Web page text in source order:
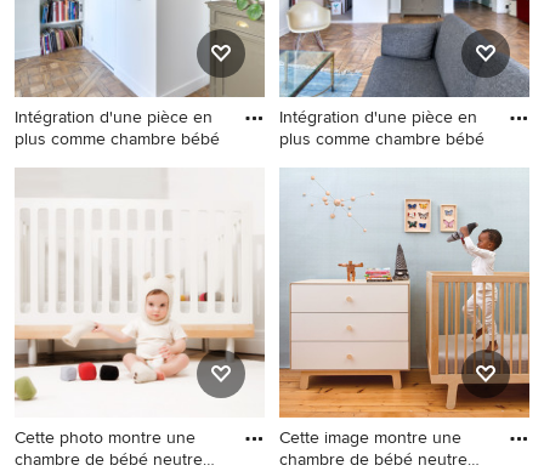
Intégration d'une pièce en
plus comme chambre bébé
Exemple d'une petite
chambre neutre tendance
avec un mur beige, moquette
et un sol beige.
Intégration d'une pièce en
plus comme chambre bébé
Aménagement d'une petite
chambre d'enfant
contemporaine.
Cette photo montre une
chambre de bébé neutre
Cette image montre une
chambre de bébé neutre